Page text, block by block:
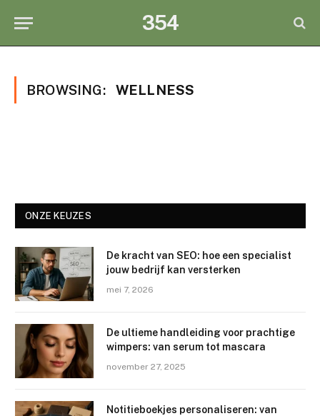
354
BROWSING: WELLNESS
ONZE KEUZES
De kracht van SEO: hoe een specialist
jouw bedrijf kan versterken
mei 7, 2026
De ultieme handleiding voor prachtige
wimpers: van serum tot mascara
november 27, 2025
Notitieboekjes personaliseren: van